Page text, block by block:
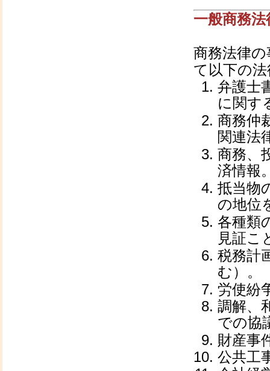
一般商務
商務法律
て以下の
弁護士
に関す
商務仲
関連法
商務、
済情報
抵当物
の地位
各種類
見証こ
税務計
む）。
労使紛
調解、
での協
財産事
公共工